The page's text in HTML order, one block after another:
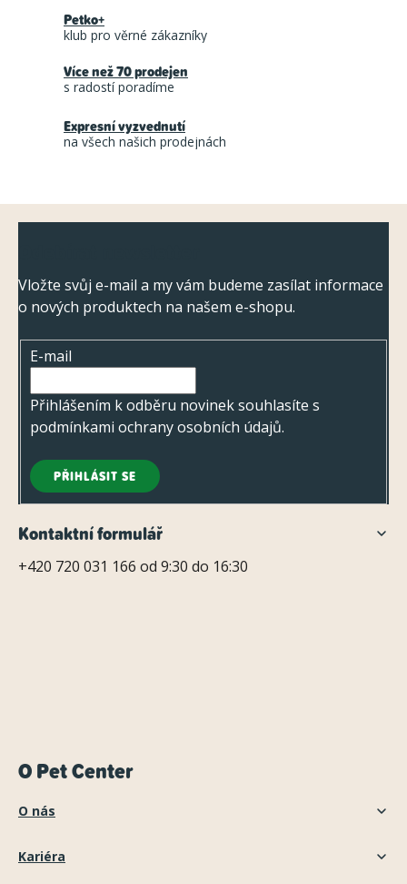
d
p
r
k
ý
p
i
Petko+
klub pro věrné zákazníky
Více než 70 prodejen
s radostí poradíme
Expresní vyzvednutí
na všech našich prodejnách
Vložte svůj e-mail a my vám budeme zasílat informace
o nových produktech na našem e-shopu.
E-mail
Přihlášením k odběru novinek souhlasíte s
podmínkami ochrany osobních údajů.
PŘIHLÁSIT SE
Kontaktní formulář
+420 720 031 166 od 9:30 do 16:30
O Pet Center
O nás
Kariéra